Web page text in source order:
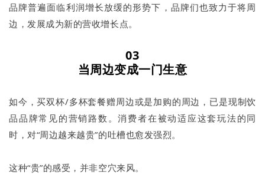
品牌普遍面临利润增长放缓的形势下，品牌们也致力于将周
边，发展成为新的营收增长点。
03
当周边变成一门生意
如今，买双杯/多杯套餐赠周边或是加购的周边，已是现制饮
品品牌常见的营销路数。消费者在被动适应这套玩法的同
时，对“周边越来越贵”的吐槽也愈发强烈。
这种“贵”的感受，并非空穴来风。